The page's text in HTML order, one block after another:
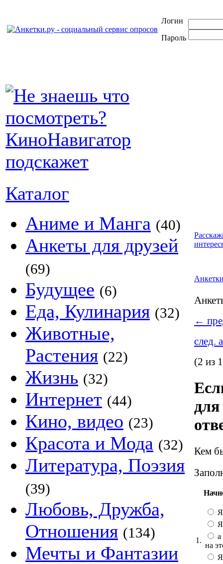
Логин
Пароль
Каталог
Аниме и Манга (40)
Анкеты для друзей
(69)
Будущее (6)
Еда, Кулинария (32)
Животные,
Растения (22)
Жизнь (32)
Интернет (44)
Кино, видео (23)
Красота и Мода (32)
Литература, Поэзия
(39)
Любовь, Дружба,
Отношения (134)
Мечты и Фантазии
←
след.
(2 из
Кем
1.
а
на